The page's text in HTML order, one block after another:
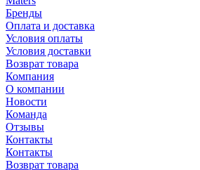
Бренды
Оплата и доставка
Условия оплаты
Условия доставки
Возврат товара
Компания
О компании
Новости
Команда
Отзывы
Контакты
Контакты
Возврат товара